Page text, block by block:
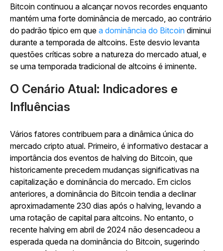
Bitcoin continuou a alcançar novos recordes enquanto
mantém uma forte dominância de mercado, ao contrário
do padrão típico em que a dominância do Bitcoin diminui
durante a temporada de altcoins. Este desvio levanta
questões críticas sobre a natureza do mercado atual, e
se uma temporada tradicional de altcoins é iminente.
O Cenário Atual: Indicadores e
Influências
Vários fatores contribuem para a dinâmica única do
mercado cripto atual. Primeiro, é informativo destacar a
importância dos eventos de halving do Bitcoin, que
historicamente precedem mudanças significativas na
capitalização e dominância do mercado. Em ciclos
anteriores, a dominância do Bitcoin tendia a declinar
aproximadamente 230 dias após o halving, levando a
uma rotação de capital para altcoins. No entanto, o
recente halving em abril de 2024 não desencadeou a
esperada queda na dominância do Bitcoin, sugerindo